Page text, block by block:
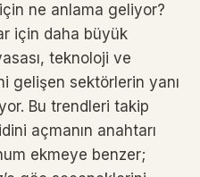
ne anlama geliyor?
için daha büyük
teknoloji ve
gelişen sektörlerin yanı
Bu trendleri takip
açmanın anahtarı
ekmeye benzer;